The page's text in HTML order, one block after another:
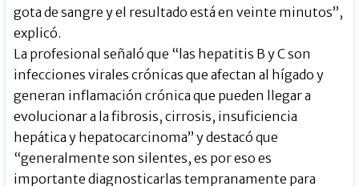
gota de sangre y el resultado está en veinte minutos”,
explicó.
La profesional señaló que “las hepatitis B y C son
infecciones virales crónicas que afectan al hígado y
generan inflamación crónica que pueden llegar a
evolucionar a la fibrosis, cirrosis, insuficiencia
hepática y hepatocarcinoma” y destacó que
“generalmente son silentes, es por eso es
importante diagnosticarlas tempranamente para